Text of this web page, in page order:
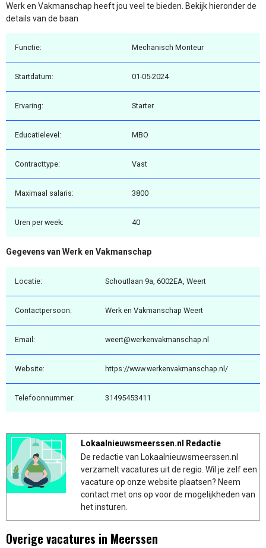
Werk en Vakmanschap heeft jou veel te bieden. Bekijk hieronder de
details van de baan
Functie: Mechanisch Monteur
Startdatum: 01-05-2024
Ervaring: Starter
Educatielevel: MBO
Contracttype: Vast
Maximaal salaris: 3800
Uren per week: 40
Gegevens van Werk en Vakmanschap
Locatie: Schoutlaan 9a, 6002EA, Weert
Contactpersoon: Werk en Vakmanschap Weert
Email: weert@werkenvakmanschap.nl
Website: https://www.werkenvakmanschap.nl/
Telefoonnummer: 31495453411
Lokaalnieuwsmeerssen.nl Redactie
De redactie van Lokaalnieuwsmeerssen.nl
verzamelt vacatures uit de regio. Wil je zelf een
vacature op onze website plaatsen? Neem
contact met ons op voor de mogelijkheden van
het insturen.
Overige vacatures in Meerssen